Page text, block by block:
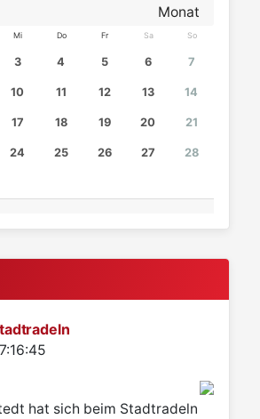
Mi Do Fr Sa So
3 4 5 6 7
10 11 12 13 14
17 18 19 20 21
24 25 26 27 28
hat sich beim Stadtradeln